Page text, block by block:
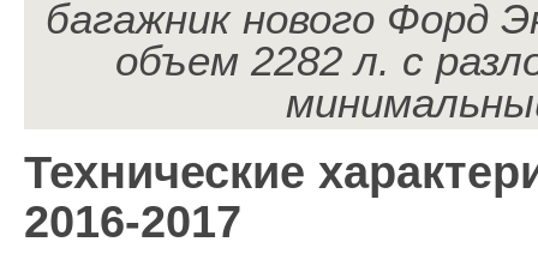
багажник нового Форд
объем 2282 л. с
Технические
2016-2017